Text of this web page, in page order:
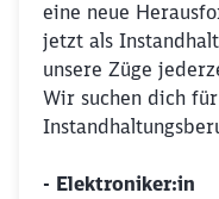
eine neue
jetzt als
unsere Züge
Wir suchen dich
- Elektroniker:in